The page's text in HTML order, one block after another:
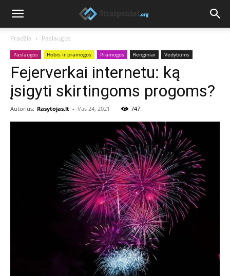
Pradžia Paslaugos
Paslaugos Hobis ir pramogos Pramogos Renginiai Vedyboms
Fejerverkai internetu: ką
įsigyti skirtingoms progoms?
Autorius: Rasytojas.lt - Vas 24, 2021 747